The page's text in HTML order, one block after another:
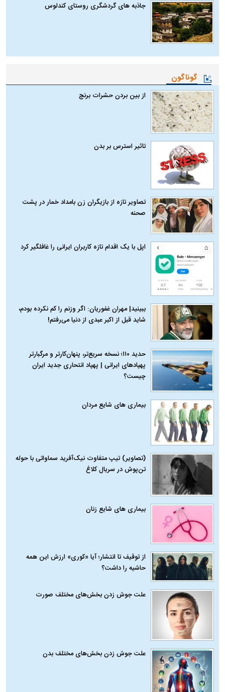
جاذبه های گردشگری روستای کندلوس
گوناگون
از بین بردن حشرات برنج
تاثیر استرس بر بدن
تصاویر تازه از بازیگران زن بامداد خمار در پشت
صحنه
اپل با یک اقدام تازه کاربران ایرانی را غافلگیر کرد
ببینید| مهران غفوریان: اگر وزنم را کم نکرده بودم،
شاید قبل از اکبر عبدی از دنیا می‌رفتم!
حدید ۱۱۰؛ نسخه سریع‌تر، پنهان‌کارتر و مرگبارتر
پهپادهای ایرانی | پهپاد انتحاری جدید ایران
چیست؟
بیماری‌ های شایع مردان
(تصاویر) تیپ متفاوت نیک‌آفرید سماواتی با حوله
تن‌پوش در سریال کلاغ
بیماری‌ های شایع زنان
از توقیف تا انتشار؛ آیا «کوری» ارزش این همه
حاشیه را داشت؟
علت جوش زدن بخش‌های مختلف صورت
علت جوش زدن بخش‌های مختلف بدن